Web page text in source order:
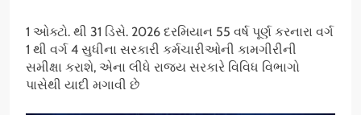
1 ઓક્ટો. થી 31 ડિસે. 2026 દરમિયાન 55 વર્ષ પૂર્ણ કરનારા વર્ગ
1 થી વર્ગ 4 સુધીના સરકારી કર્મચારીઓની કામગીરીની
સમીક્ષા કરાશે, એના લીધે રાજ્ય સરકારે વિવિધ વિભાગો
પાસેથી યાદી મગાવી છે